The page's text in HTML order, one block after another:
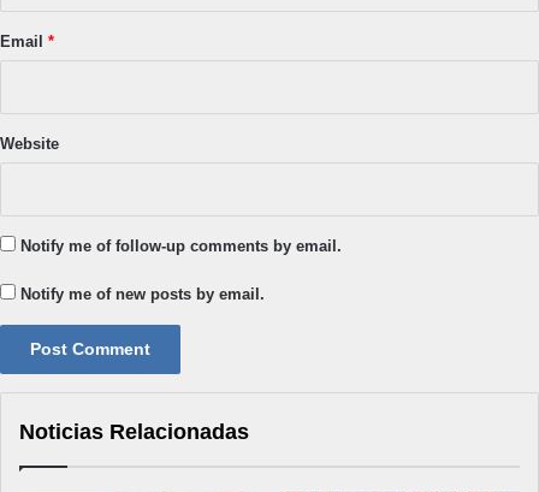
Email *
Website
Notify me of follow-up comments by email.
Notify me of new posts by email.
Noticias Relacionadas